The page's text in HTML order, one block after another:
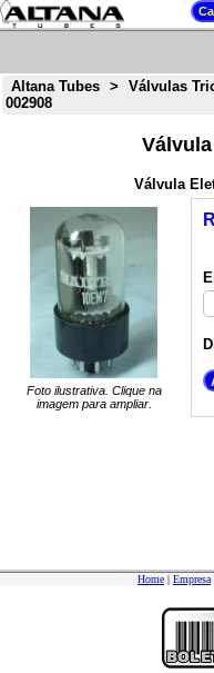
Altana Tubes > Válvulas
002908
Válvula
Foto ilustrativa. Clique na
imagem para ampliar.
Home | Empresa